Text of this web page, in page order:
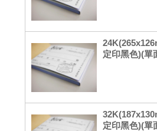
定印黑色)(單
定印黑色)(單